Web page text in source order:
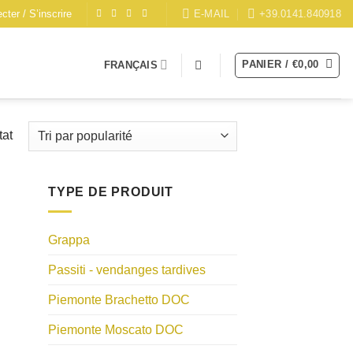
/ S’inscrire E-MAIL +39.0141.840918
FRANÇAIS PANIER / €0,00
TYPE DE PRODUIT
Grappa
Passiti - vendanges tardives
Piemonte Brachetto DOC
Piemonte Moscato DOC